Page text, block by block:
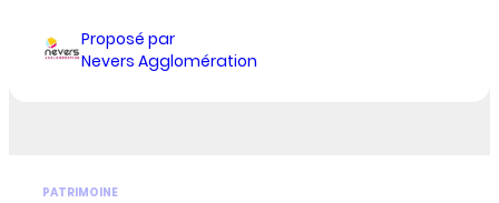
Proposé par
Nevers Agglomération
PATRIMOINE